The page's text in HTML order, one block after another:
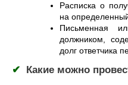
Расписка о
на
Письменная
должником,
долг ответчика
✔ Какие можно